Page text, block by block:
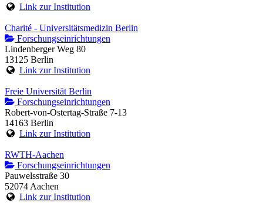
Link zur Institution
Charité - Universitätsmedizin Berlin
Forschungseinrichtungen
Lindenberger Weg 80
13125 Berlin
Link zur Institution
Freie Universität Berlin
Forschungseinrichtungen
Robert-von-Ostertag-Straße 7-13
14163 Berlin
Link zur Institution
RWTH-Aachen
Forschungseinrichtungen
Pauwelsstraße 30
52074 Aachen
Link zur Institution